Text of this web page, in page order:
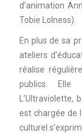
d’animation
Tobie Lolness).
En plus de sa
ateliers
réalise
publics. Elle
est chargée de
culturel